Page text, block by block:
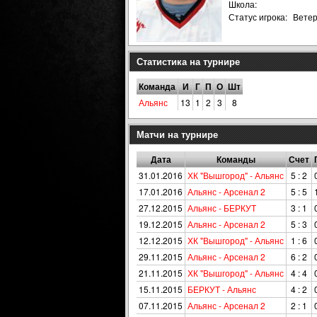
Школа:
Статус игрока:
Статистика на турнире
Команда И Г П О Шт
Альянс 13 1 2 3 8
Матчи на турнире
Дата Команды Счет
31.01.2016 ХК "Вышгород" - Альянс 5 : 2
17.01.2016 Альянс - Арсенал 2 5 : 5 1
27.12.2015 Альянс - БЕРКУТ 3 : 1
19.12.2015 Альянс - Арсенал 2 5 : 3
12.12.2015 ХК "Вышгород" - Альянс 1 : 6
29.11.2015 Альянс - Арсенал 2 6 : 2
21.11.2015 ХК "Вышгород" - Альянс 4 : 4
15.11.2015 БЕРКУТ - Альянс 4 : 2
07.11.2015 Альянс - Арсенал 2 2 : 1